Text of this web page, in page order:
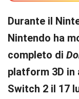
Durante il
Nintendo ha
completo di
platform 3D in
Switch 2 il 17